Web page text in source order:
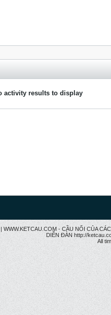
activity results to display
- CẦU NỐI CỦA
DIỄN ĐÀN http://
All